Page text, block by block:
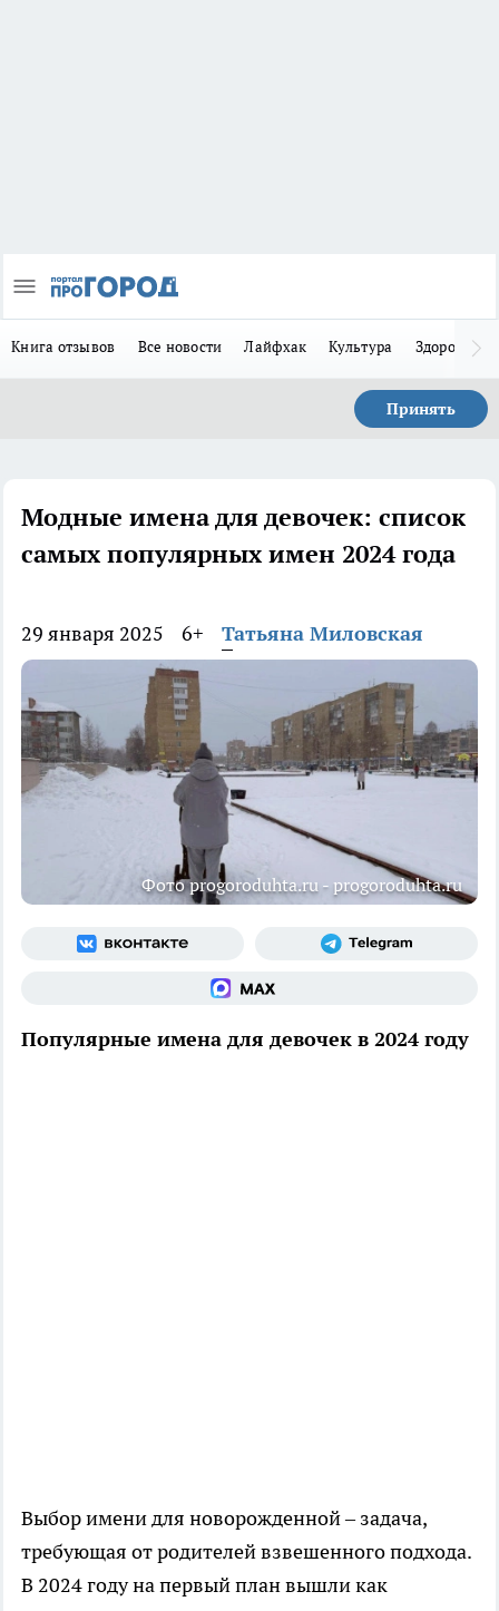
Книга отзывов Все новости Лайфхак Культура Здоровье
Принять
Модные имена для девочек: список
самых популярных имен 2024 года
29 января 2025 6+ Татьяна Миловская
Фото progoroduhta.ru - progoroduhta.ru
Популярные имена для девочек в 2024 году
Выбор имени для новорожденной – задача,
требующая от родителей взвешенного подхода.
В 2024 году на первый план вышли как